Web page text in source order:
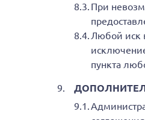
При
Любой иск
пункта